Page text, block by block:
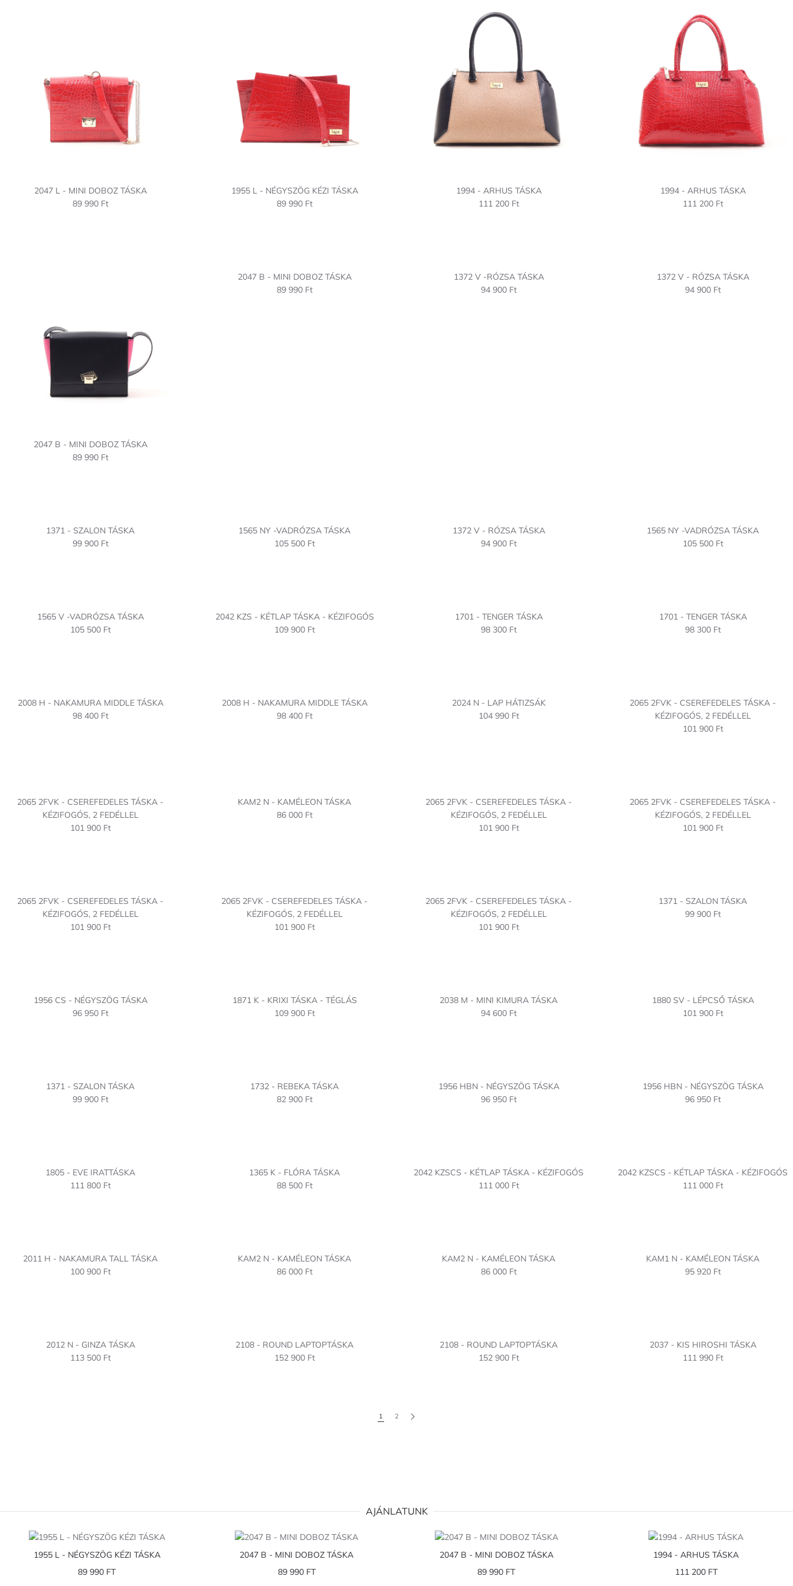
2047 L - MINI DOBOZ TÁSKA
89 990 Ft
1955 L - NÉGYSZÖG KÉZI TÁSKA
89 990 Ft
1994 - ARHUS TÁSKA
111 200 Ft
1994 - ARHUS TÁSKA
111 200 Ft
2047 B - MINI DOBOZ TÁSKA
89 990 Ft
2047 B - MINI DOBOZ TÁSKA
89 990 Ft
1372 V -RÓZSA TÁSKA
94 900 Ft
1372 V - RÓZSA TÁSKA
94 900 Ft
1371 - SZALON TÁSKA
99 900 Ft
1565 NY -VADRÓZSA TÁSKA
105 500 Ft
1372 V - RÓZSA TÁSKA
94 900 Ft
1565 NY -VADRÓZSA TÁSKA
105 500 Ft
1565 V -VADRÓZSA TÁSKA
105 500 Ft
2042 KZS - KÉTLAP TÁSKA - KÉZIFOGÓS
109 900 Ft
1701 - TENGER TÁSKA
98 300 Ft
1701 - TENGER TÁSKA
98 300 Ft
2008 H - NAKAMURA MIDDLE TÁSKA
98 400 Ft
2008 H - NAKAMURA MIDDLE TÁSKA
98 400 Ft
2024 N - LAP HÁTIZSÁK
104 990 Ft
2065 2FVK - CSEREFEDELES TÁSKA -
KÉZIFOGÓS, 2 FEDÉLLEL
101 900 Ft
2065 2FVK - CSEREFEDELES TÁSKA -
KÉZIFOGÓS, 2 FEDÉLLEL
101 900 Ft
KAM2 N - KAMÉLEON TÁSKA
86 000 Ft
2065 2FVK - CSEREFEDELES TÁSKA -
KÉZIFOGÓS, 2 FEDÉLLEL
101 900 Ft
2065 2FVK - CSEREFEDELES TÁSKA -
KÉZIFOGÓS, 2 FEDÉLLEL
101 900 Ft
2065 2FVK - CSEREFEDELES TÁSKA -
KÉZIFOGÓS, 2 FEDÉLLEL
101 900 Ft
2065 2FVK - CSEREFEDELES TÁSKA -
KÉZIFOGÓS, 2 FEDÉLLEL
101 900 Ft
2065 2FVK - CSEREFEDELES TÁSKA -
KÉZIFOGÓS, 2 FEDÉLLEL
101 900 Ft
1371 - SZALON TÁSKA
99 900 Ft
1956 CS - NÉGYSZÖG TÁSKA
96 950 Ft
1871 K - KRIXI TÁSKA - TÉGLÁS
109 900 Ft
2038 M - MINI KIMURA TÁSKA
94 600 Ft
1880 SV - LÉPCSŐ TÁSKA
101 900 Ft
1371 - SZALON TÁSKA
99 900 Ft
1732 - REBEKA TÁSKA
82 900 Ft
1956 HBN - NÉGYSZÖG TÁSKA
96 950 Ft
1956 HBN - NÉGYSZÖG TÁSKA
96 950 Ft
1805 - EVE IRATTÁSKA
111 800 Ft
1365 K - FLÓRA TÁSKA
88 500 Ft
2042 KZSCS - KÉTLAP TÁSKA - KÉZIFOGÓS
111 000 Ft
2042 KZSCS - KÉTLAP TÁSKA - KÉZIFOGÓS
111 000 Ft
2011 H - NAKAMURA TALL TÁSKA
100 900 Ft
KAM2 N - KAMÉLEON TÁSKA
86 000 Ft
KAM2 N - KAMÉLEON TÁSKA
86 000 Ft
KAM1 N - KAMÉLEON TÁSKA
95 920 Ft
2012 N - GINZA TÁSKA
113 500 Ft
2108 - ROUND LAPTOPTÁSKA
152 900 Ft
2108 - ROUND LAPTOPTÁSKA
152 900 Ft
2037 - KIS HIROSHI TÁSKA
111 990 Ft
1 2
AJÁNLATUNK
1955 L - NÉGYSZÖG KÉZI TÁSKA
89 990 FT
2047 B - MINI DOBOZ TÁSKA
89 990 FT
2047 B - MINI DOBOZ TÁSKA
89 990 FT
1994 - ARHUS TÁSKA
111 200 FT